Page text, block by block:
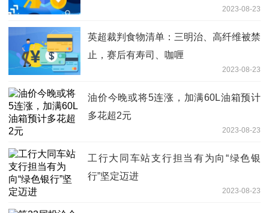
2023-08-23
英超裁判食物清单：三明治、高纤维被禁
止，赛后有寿司、咖喱
2023-08-23
油价今晚或将5连涨，加满60L油箱预计
多花超2元
2023-08-23
工行大同车站支行担当有为向“绿色银
行”坚定迈进
2023-08-23